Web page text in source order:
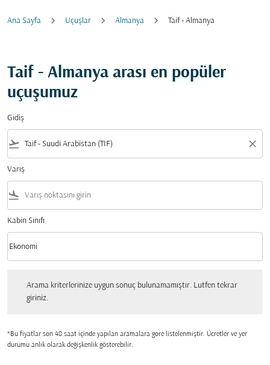
Ana Sayfa Uçuşlar Almanya Taif - Almanya
Taif - Almanya arası en popüler
uçuşumuz
Gidiş
flight_takeoff close
Varış
flight_land
Kabin Sınıfı
Kabin Sınıfı option Ekonomi Selected
Ekonomi
keyboard_arrow_down
Arama kriterlerinize uygun sonuç bulunamamıştır. Lutfen tekrar
giriniz.
*Bu fiyatlar son 48 saat içinde yapılan aramalara gore listelenmiştir. Ücretler ve yer
durumu anlık olarak değişkenlik gösterebilir.